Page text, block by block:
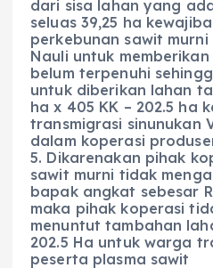
dari sisa lahan yang
seluas 39,25 ha
perkebunan sawit murni
Nauli untuk
belum terpenuhi
untuk diberikan lahan
ha x 405 KK – 202.5 ha
transmigrasi sinunukan
dalam koperasi
5. Dikarenakan pihak
sawit murni tidak
bapak angkat sebesar
maka pihak koperasi
menuntut tambahan
202.5 Ha untuk warga
peserta plasma sawit